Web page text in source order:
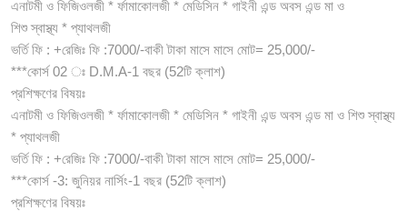
এনাটমী ও ফিজিওলজী * র্ফামাকোলজী * মেডিসিন * গাইনী এন্ড অবস এন্ড মা ও
শিশু স্বাস্থ্য * প্যাথলজী
ভর্তি ফি : +রেজিঃ ফি :7000/-বাকী টাকা মাসে মাসে মোট= 25,000/-
***কোর্স 02 ঃ D.M.A-1 বছর (52টি ক্লাশ)
প্রশিক্ষণের বিষয়ঃ
এনাটমী ও ফিজিওলজী * র্ফামাকোলজী * মেডিসিন * গাইনী এন্ড অবস এন্ড মা ও শিশু স্বাস্থ্য
* প্যাথলজী
ভর্তি ফি : +রেজিঃ ফি :7000/-বাকী টাকা মাসে মাসে মোট= 25,000/-
***কোর্স -3: জুনিয়র নার্সিং-1 বছর (52টি ক্লাশ)
প্রশিক্ষণের বিষয়ঃ